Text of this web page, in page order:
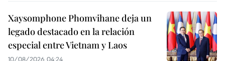
Xaysomphone Phomvihane deja un
legado destacado en la relación
especial entre Vietnam y Laos
10/08/2026 04:24